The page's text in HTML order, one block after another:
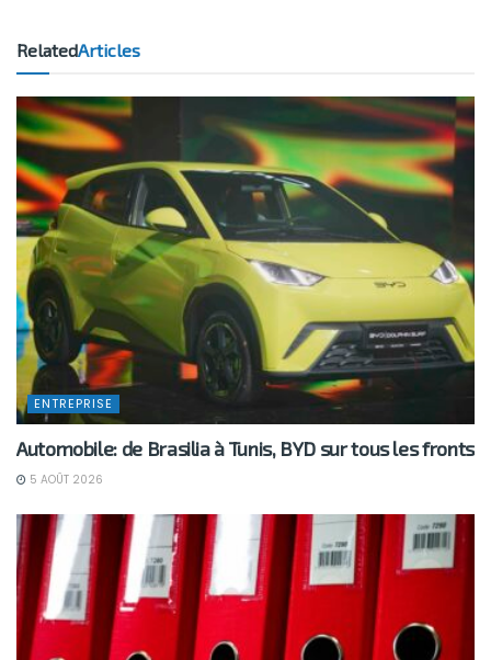
RelatedArticles
ENTREPRISE
Automobile: de Brasilia à Tunis, BYD sur tous les fronts
5 AOÛT 2026